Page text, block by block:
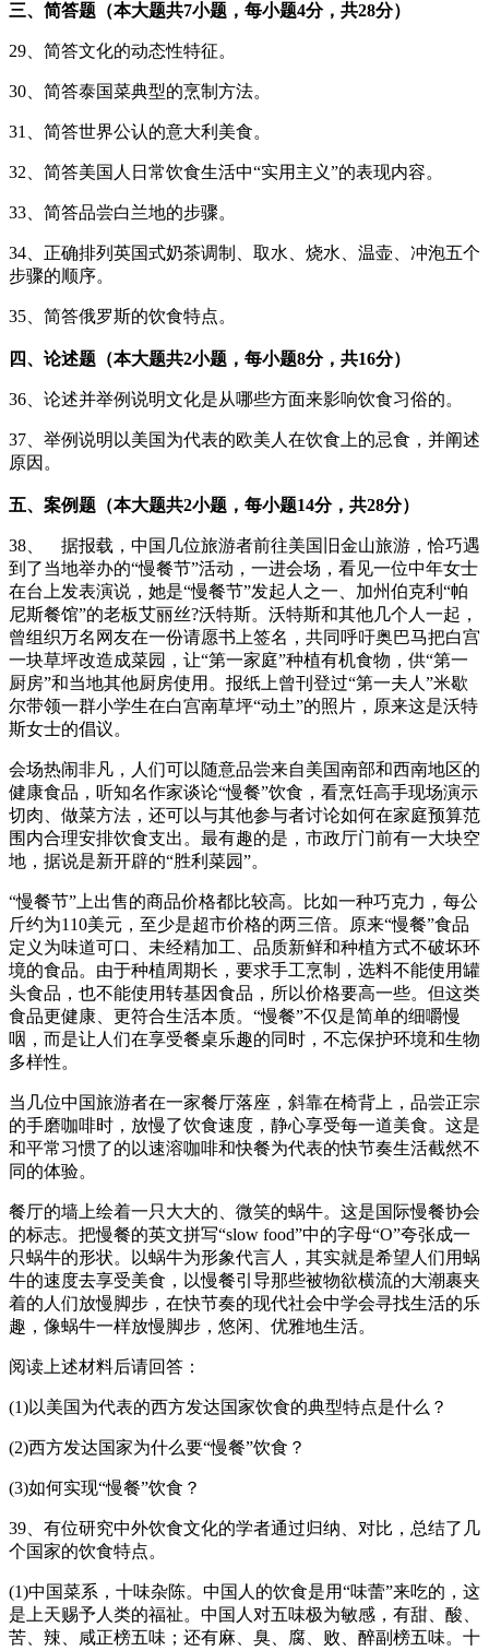
三、简答题（本大题共7小题，每小题4分，共28分）
29、简答文化的动态性特征。
30、简答泰国菜典型的烹制方法。
31、简答世界公认的意大利美食。
32、简答美国人日常饮食生活中“实用主义”的表现内容。
33、简答品尝白兰地的步骤。
34、正确排列英国式奶茶调制、取水、烧水、温壶、冲泡五个
步骤的顺序。
35、简答俄罗斯的饮食特点。
四、论述题（本大题共2小题，每小题8分，共16分）
36、论述并举例说明文化是从哪些方面来影响饮食习俗的。
37、举例说明以美国为代表的欧美人在饮食上的忌食，并阐述
原因。
五、案例题（本大题共2小题，每小题14分，共28分）
38、 据报载，中国几位旅游者前往美国旧金山旅游，恰巧遇
到了当地举办的“慢餐节”活动，一进会场，看见一位中年女士
在台上发表演说，她是“慢餐节”发起人之一、加州伯克利“帕
尼斯餐馆”的老板艾丽丝?沃特斯。沃特斯和其他几个人一起，
曾组织万名网友在一份请愿书上签名，共同呼吁奥巴马把白宫
一块草坪改造成菜园，让“第一家庭”种植有机食物，供“第一
厨房”和当地其他厨房使用。报纸上曾刊登过“第一夫人”米歇
尔带领一群小学生在白宫南草坪“动土”的照片，原来这是沃特
斯女士的倡议。
会场热闹非凡，人们可以随意品尝来自美国南部和西南地区的
健康食品，听知名作家谈论“慢餐”饮食，看烹饪高手现场演示
切肉、做菜方法，还可以与其他参与者讨论如何在家庭预算范
围内合理安排饮食支出。最有趣的是，市政厅门前有一大块空
地，据说是新开辟的“胜利菜园”。
“慢餐节”上出售的商品价格都比较高。比如一种巧克力，每公
斤约为110美元，至少是超市价格的两三倍。原来“慢餐”食品
定义为味道可口、未经精加工、品质新鲜和种植方式不破坏环
境的食品。由于种植周期长，要求手工烹制，选料不能使用罐
头食品，也不能使用转基因食品，所以价格要高一些。但这类
食品更健康、更符合生活本质。“慢餐”不仅是简单的细嚼慢
咽，而是让人们在享受餐桌乐趣的同时，不忘保护环境和生物
多样性。
当几位中国旅游者在一家餐厅落座，斜靠在椅背上，品尝正宗
的手磨咖啡时，放慢了饮食速度，静心享受每一道美食。这是
和平常习惯了的以速溶咖啡和快餐为代表的快节奏生活截然不
同的体验。
餐厅的墙上绘着一只大大的、微笑的蜗牛。这是国际慢餐协会
的标志。把慢餐的英文拼写“slow food”中的字母“O”夸张成一
只蜗牛的形状。以蜗牛为形象代言人，其实就是希望人们用蜗
牛的速度去享受美食，以慢餐引导那些被物欲横流的大潮裹夹
着的人们放慢脚步，在快节奏的现代社会中学会寻找生活的乐
趣，像蜗牛一样放慢脚步，悠闲、优雅地生活。
阅读上述材料后请回答：
(1)以美国为代表的西方发达国家饮食的典型特点是什么？
(2)西方发达国家为什么要“慢餐”饮食？
(3)如何实现“慢餐”饮食？
39、有位研究中外饮食文化的学者通过归纳、对比，总结了几
个国家的饮食特点。
(1)中国菜系，十味杂陈。中国人的饮食是用“味蕾”来吃的，这
是上天赐予人类的福祉。中国人对五味极为敏感，有甜、酸、
苦、辣、咸正榜五味；还有麻、臭、腐、败、醉副榜五味。十